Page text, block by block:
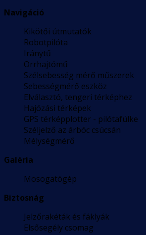
Navigáció
Kikötői útmutatók
Robotpilóta
Iránytű
Orrhajtómű
Szélsebesség mérő műszerek
Sebességmérő eszköz
Elválasztó, tengeri térképhez
Hajózási térképek
GPS térképplotter - pilótafülke
Széljelző az árbóc csúcsán
Mélységmérő
Galéria
Mosogatógép
Biztosnág
Jelzőrakéták és fáklyák
Elsősegély csomag